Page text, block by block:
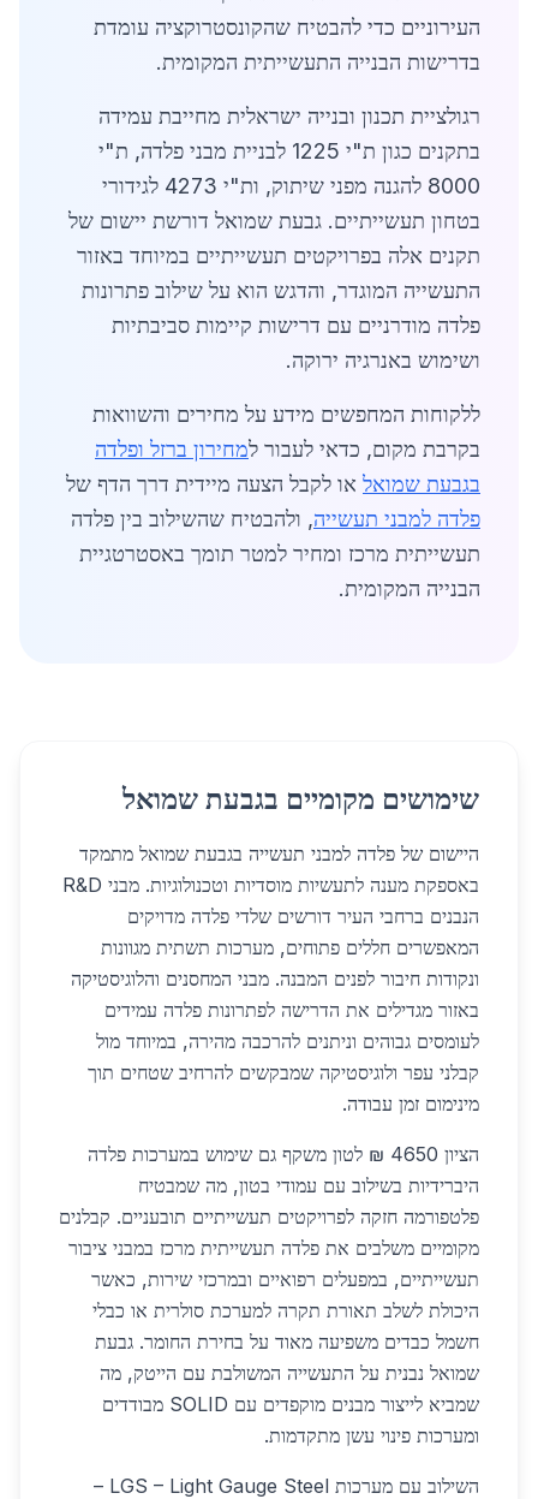
העירוניים כדי להבטיח שהקונסטרוקציה עומדת
בדרישות הבנייה התעשייתית המקומית.
רגולציית תכנון ובנייה ישראלית מחייבת עמידה
בתקנים כגון ת"י 1225 לבניית מבני פלדה, ת"י
8000 להגנה מפני שיתוק, ות"י 4273 לגידורי
בטחון תעשייתיים. גבעת שמואל דורשת יישום של
תקנים אלה בפרויקטים תעשייתיים במיוחד באזור
התעשייה המוגדר, והדגש הוא על שילוב פתרונות
פלדה מודרניים עם דרישות קיימות סביבתיות
ושימוש באנרגיה ירוקה.
ללקוחות המחפשים מידע על מחירים והשוואות
בקרבת מקום, כדאי לעבור למחירון ברזל ופלדה
בגבעת שמואל או לקבל הצעה מיידית דרך הדף של
פלדה למבני תעשייה, ולהבטיח שהשילוב בין פלדה
תעשייתית מרכז ומחיר למטר תומך באסטרטגיית
הבנייה המקומית.
שימושים מקומיים בגבעת שמואל
היישום של פלדה למבני תעשייה בגבעת שמואל מתמקד
באספקת מענה לתעשיות מוסדיות וטכנולוגיות. מבני R&D
הנבנים ברחבי העיר דורשים שלדי פלדה מדויקים
המאפשרים חללים פתוחים, מערכות תשתית מגוונות
ונקודות חיבור לפנים המבנה. מבני המחסנים והלוגיסטיקה
באזור מגדילים את הדרישה לפתרונות פלדה עמידים
לעומסים גבוהים וניתנים להרכבה מהירה, במיוחד מול
קבלני עפר ולוגיסטיקה שמבקשים להרחיב שטחים תוך
מינימום זמן עבודה.
הציון 4650 ₪ לטון משקף גם שימוש במערכות פלדה
היברידיות בשילוב עם עמודי בטון, מה שמבטיח
פלטפורמה חזקה לפרויקטים תעשייתיים תובעניים. קבלנים
מקומיים משלבים את פלדה תעשייתית מרכז במבני ציבור
תעשייתיים, במפעלים רפואיים ובמרכזי שירות, כאשר
היכולת לשלב תאורת תקרה למערכת סולרית או כבלי
חשמל כבדים משפיעה מאוד על בחירת החומר. גבעת
שמואל נבנית על התעשייה המשולבת עם הייטק, מה
שמביא לייצור מבנים מוקפדים עם SOLID מבודדים
ומערכות פינוי עשן מתקדמות.
השילוב עם מערכות LGS – Light Gauge Steel –